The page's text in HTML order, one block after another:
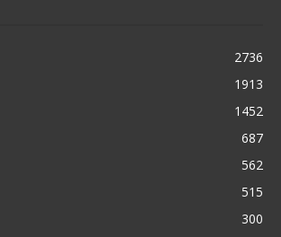
2736
1913
1452
687
562
515
300